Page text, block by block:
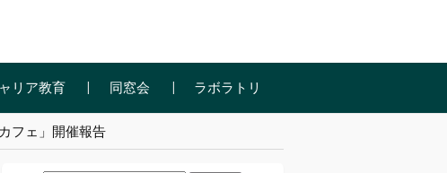
リア教育 同窓会 ラボラトリ
フェ」開催報告